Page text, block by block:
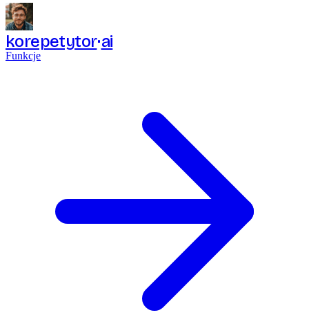
korepetytor ai
Funkcje